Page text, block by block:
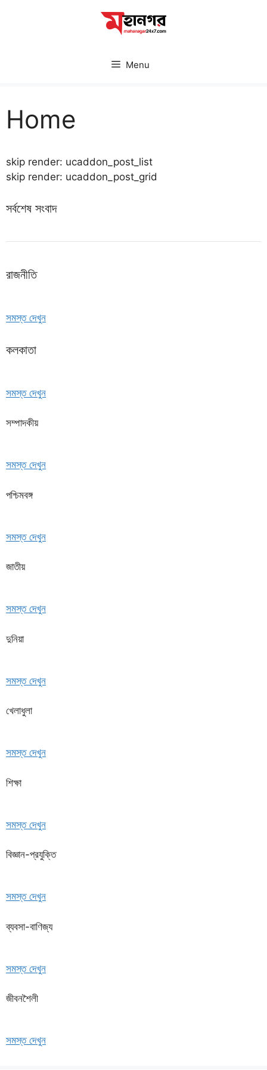
Menu
Home
skip render: ucaddon_post_list
skip render: ucaddon_post_grid
সর্বশেষ সংবাদ
রাজনীতি
সমস্ত দেখুন
কলকাতা
সমস্ত দেখুন
সম্পাদকীয়
সমস্ত দেখুন
পশ্চিমবঙ্গ
সমস্ত দেখুন
জাতীয়
সমস্ত দেখুন
দুনিয়া
সমস্ত দেখুন
খেলাধুলা
সমস্ত দেখুন
শিক্ষা
সমস্ত দেখুন
বিজ্ঞান-প্রযুক্তি
সমস্ত দেখুন
ব্যবসা-বাণিজ্য
সমস্ত দেখুন
জীবনশৈলী
সমস্ত দেখুন